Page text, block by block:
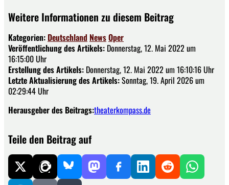
Weitere Informationen zu diesem Beitrag
Kategorien: Deutschland NewsOper
Veröffentlichung des Artikels: Donnerstag, 12. Mai 2022 um
16:15:00 Uhr
Erstellung des Artikels: Donnerstag, 12. Mai 2022 um 16:10:16 Uhr
Letzte Aktualisierung des Artikels:Sonntag, 19. April 2026 um
02:29:44 Uhr
Herausgeber des Beitrags:theaterkompass.de
Teile den Beitrag auf